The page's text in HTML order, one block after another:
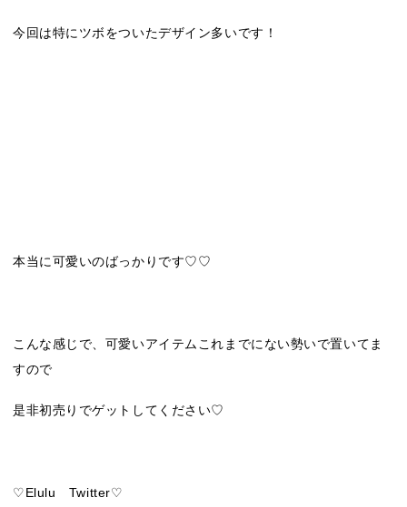
今回は特にツボをついたデザイン多いです！
本当に可愛いのばっかりです♡♡
こんな感じで、可愛いアイテムこれまでにない勢いで置いてま
すので
是非初売りでゲットしてください♡
♡Elulu Twitter♡